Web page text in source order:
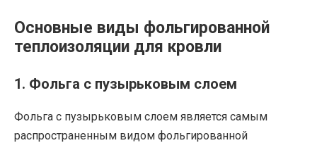
Основные виды фольгированной
теплоизоляции для кровли
1. Фольга с пузырьковым слоем
Фольга с пузырьковым слоем является самым
распространенным видом фольгированной